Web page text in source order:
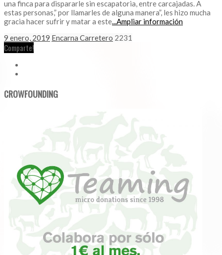
una finca para dispararle sin escapatoria, entre carcajadas. A
estas personas,” por llamarles de alguna manera”, les hizo mucha
gracia hacer sufrir y matar a este...Ampliar información
9 enero, 2019 Encarna Carretero 2231
Comparte!
CROWFOUNDING